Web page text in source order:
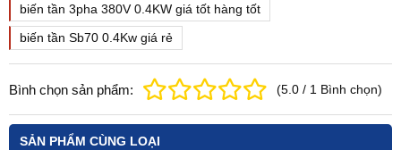
biến tần 3pha 380V 0.4KW giá tốt hàng tốt
biến tần Sb70 0.4Kw giá rẻ
Bình chọn sản phẩm: (5.0 / 1 Bình chọn)
SẢN PHẨM CÙNG LOẠI